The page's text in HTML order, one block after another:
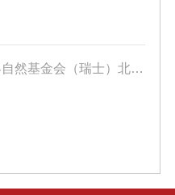
上一篇:中国肉类协会及世界自然基金会（瑞士）北京代表处一行走访上海久利食品集团